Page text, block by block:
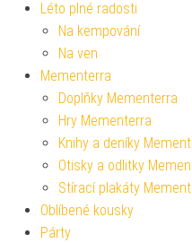
Léto plné radosti
Na kempování
Na ven
Mementerra
Doplňky Mementerra
Hry Mementerra
Knihy a deníky
Otisky a odlitky
Stírací plakáty
Oblíbené kousky
Párty